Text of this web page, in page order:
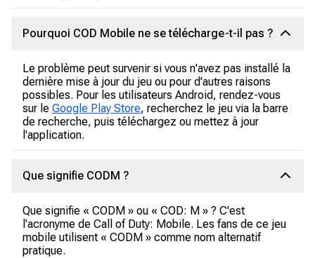
Pourquoi COD Mobile ne se télécharge-t-il pas ?
Le problème peut survenir si vous n'avez pas installé la
dernière mise à jour du jeu ou pour d'autres raisons
possibles. Pour les utilisateurs Android, rendez-vous
sur le Google Play Store, recherchez le jeu via la barre
de recherche, puis téléchargez ou mettez à jour
l'application.
Que signifie CODM ?
Que signifie « CODM » ou « COD: M » ? C'est
l'acronyme de Call of Duty: Mobile. Les fans de ce jeu
mobile utilisent « CODM » comme nom alternatif
pratique.